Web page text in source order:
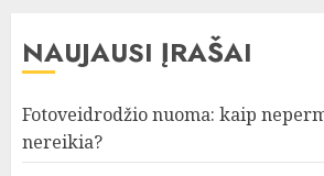
NAUJAUSI ĮRAŠAI
Fotoveidrodžio nuoma: kaip
nereikia?